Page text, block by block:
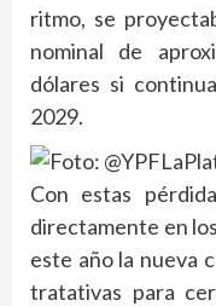
ritmo, se
nominal de
dólares si
2029.
Con estas
directamente en
este año la nueva
tratativas para